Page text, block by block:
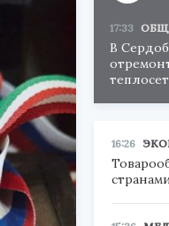
17:33
В
16:26